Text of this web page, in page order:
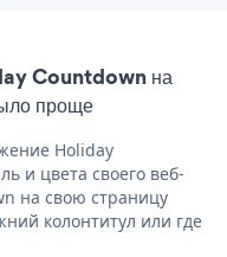
Countdown на
проще
Holiday
и цвета своего веб-
на свою страницу
колонтитул или где